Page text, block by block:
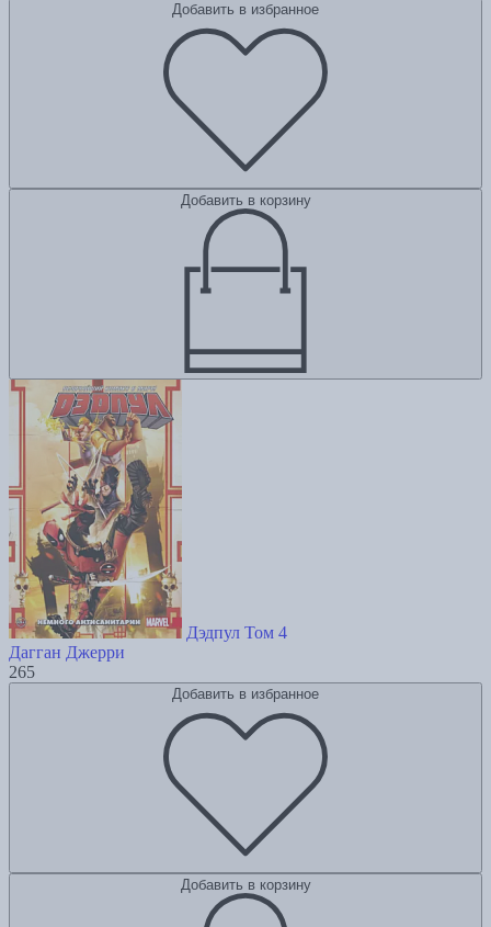
Добавить в избранное
Добавить в корзину
Дэдпул Том 4
Дагган Джерри
265
Добавить в избранное
Добавить в корзину